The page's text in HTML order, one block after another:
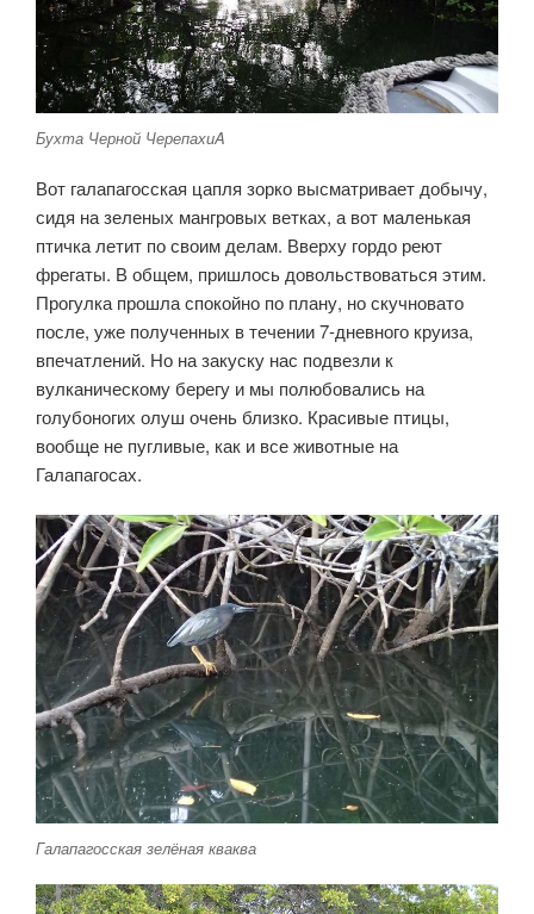
Бухта Черной ЧерепахиA
Вот галапагосская цапля зорко высматривает добычу,
сидя на зеленых мангровых ветках, а вот маленькая
птичка летит по своим делам. Вверху гордо реют
фрегаты. В общем, пришлось довольствоваться этим.
Прогулка прошла спокойно по плану, но скучновато
после, уже полученных в течении 7-дневного круиза,
впечатлений. Но на закуску нас подвезли к
вулканическому берегу и мы полюбовались на
голубоногих олуш очень близко. Красивые птицы,
вообще не пугливые, как и все животные на
Галапагосах.
Галапагосская зелёная кваква